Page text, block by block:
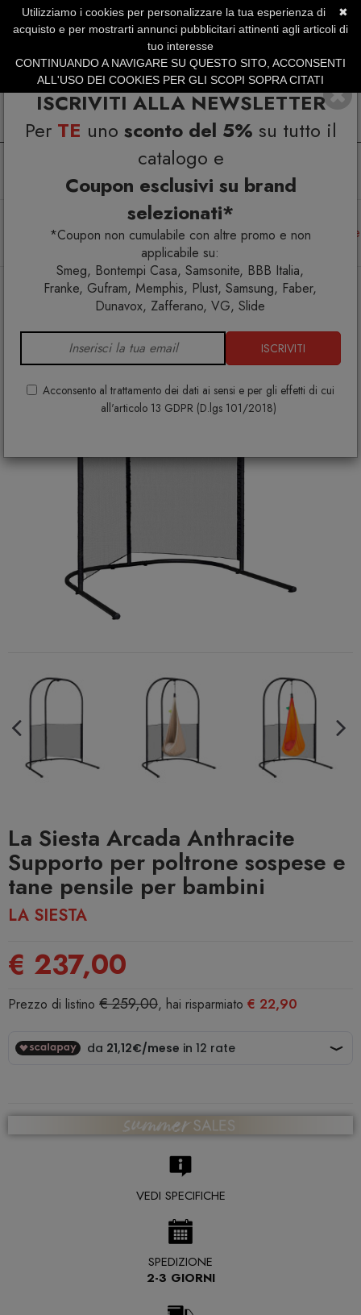
ISCRIVITI ALLA NEWSLETTER
Per TE uno sconto del 5% su tutto il
catalogo e
Coupon esclusivi su brand
selezionati*
*Coupon non cumulabile con altre promo e non
applicabile su:
Smeg, Bontempi Casa, Samsonite, BBB Italia,
Franke, Gufram, Memphis, Plust, Samsung, Faber,
Dunavox, Zafferano, VG, Slide
ISCRIVITI
Acconsento al trattamento dei dati ai sensi e per gli effetti di cui
all'articolo 13 GDPR (D.lgs 101/2018)
SERVIZIO CLIENTI +39.0773.470.562
SUMMER SALES | Fino al 40% di Sconto
Arredo esterno
La Siesta Arcada Anthracite Supporto per poltrone sospese e
tane pensile per bambini
La Siesta Arcada Anthracite
Supporto per poltrone sospese e
tane pensile per bambini
LA SIESTA
€ 237,00
Prezzo di listino € 259,00, hai risparmiato € 22,90
VEDI SPECIFICHE
SPEDIZIONE
2-3 GIORNI
✖
Utilizziamo i cookies per personalizzare la tua esperienza di
acquisto e per mostrarti annunci pubblicitari attinenti agli articoli di
tuo interesse
CONTINUANDO A NAVIGARE SU QUESTO SITO, ACCONSENTI
ALL'USO DEI COOKIES PER GLI SCOPI SOPRA CITATI